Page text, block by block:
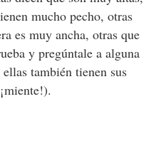
mucho pecho, otras
es muy ancha, otras que
y pregúntale a alguna
también tienen sus